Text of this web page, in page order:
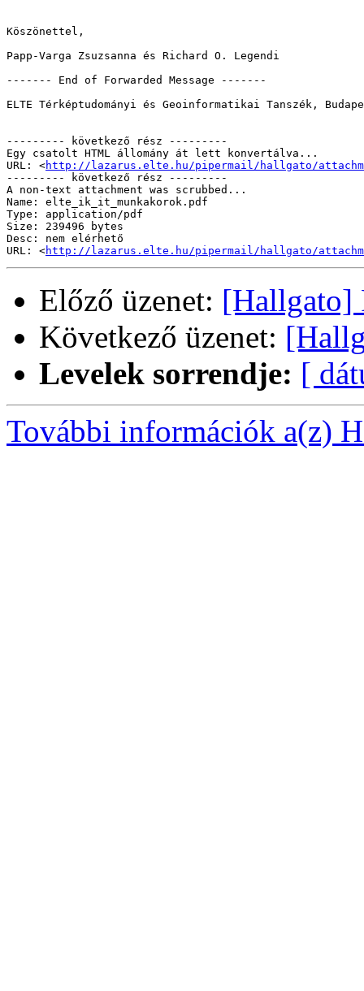
Köszönettel,
Papp-Varga Zsuzsanna és Richard O. Legendi
------- End of Forwarded Message -------
ELTE Térképtudományi és Geoinformatikai Tanszék,
--------- következő rész ---------
Egy csatolt HTML állomány át lett konvertálva...
URL: <http://lazarus.elte.hu/pipermail/hallgato/
--------- következő rész ---------
A non-text attachment was scrubbed...
Name: elte_ik_it_munkakorok.pdf
Type: application/pdf
Size: 239496 bytes
Desc: nem elérhető
URL: <http://lazarus.elte.hu/pipermail/hallgato/
Előző üzenet: [Hallgato]
Következő üzenet:
Levelek sorrendje: [
További információk a(z)